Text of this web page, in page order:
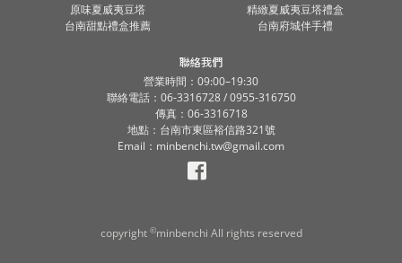
原味夏威夷豆塔
台南甜點禮盒推薦
精緻夏威夷豆塔禮盒
台南府城伴手禮
聯絡我們
營業時間：09:00–19:30
聯絡電話：06-3316728 / 0955-316750
傳真：06-3316718
地點：台南市東區裕信路321號
Email：minbenchi.tw@gmail.com
copyright ©minbenchi All rights reserved